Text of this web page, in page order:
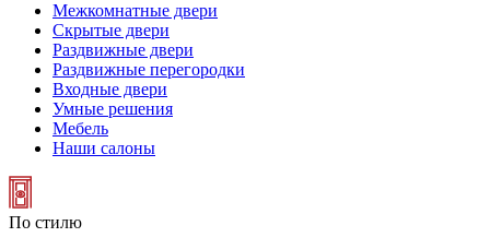
Межкомнатные двери
Скрытые двери
Раздвижные двери
Раздвижные перегородки
Входные двери
Умные решения
Мебель
Наши салоны
По стилю